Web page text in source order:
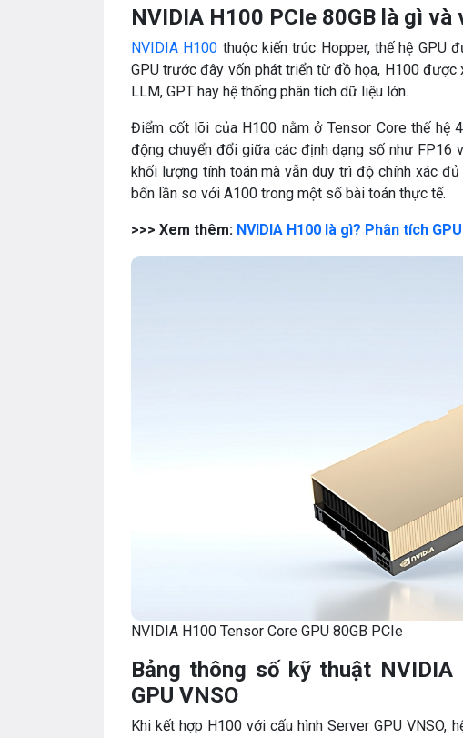
NVIDIA H100 PCIe 80GB là gì
NVIDIA H100 thuộc kiến trúc Hopper, thế hệ GPU
GPU trước đây vốn phát triển từ đồ họa, H100
LLM, GPT hay hệ thống phân tích dữ liệu lớn.
Điểm cốt lõi của H100 nằm ở Tensor Core thế hệ
động chuyển đổi giữa các định dạng số như FP16
khối lượng tính toán mà vẫn duy trì độ chính xác
bốn lần so với A100 trong một số bài toán thực tế.
>>> Xem thêm: NVIDIA H100 là gì? Phân tích
NVIDIA H100 Tensor Core GPU 80GB PCIe
Bảng thông số kỹ thuật
GPU VNSO
Khi kết hợp H100 với cấu hình Server GPU VNSO,